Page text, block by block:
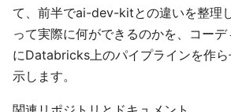
て、前半でai-dev-kitとの違いを整理
って実際に何ができるのかを、コーデ
にDatabricks上のパイプラインを作
示します。